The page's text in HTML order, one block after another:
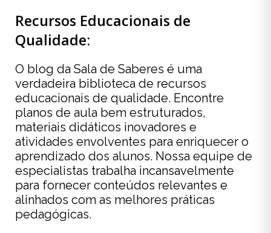
Recursos Educacionais de
Qualidade:
O blog da Sala de Saberes é uma
verdadeira biblioteca de recursos
educacionais de qualidade. Encontre
planos de aula bem estruturados,
materiais didáticos inovadores e
atividades envolventes para enriquecer o
aprendizado dos alunos. Nossa equipe de
especialistas trabalha incansavelmente
para fornecer conteúdos relevantes e
alinhados com as melhores práticas
pedagógicas.